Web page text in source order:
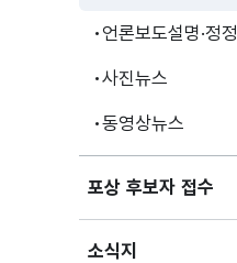
언론보도설명·정정
사진뉴스
동영상뉴스
포상 후보자 접수
소식지